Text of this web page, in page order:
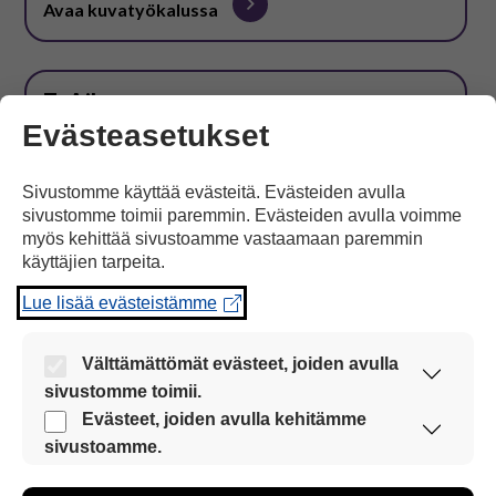
Avaa kuvatyökalussa
7. Aika
8. Adjektiivit
Avaa kuvatyökalussa
9. Paikat
Avaa kuvatyökalussa
Evästeasetukset
Sivustomme käyttää evästeitä. Evästeiden avulla
sivustomme toimii paremmin. Evästeiden avulla voimme
myös kehittää sivustoamme vastaamaan paremmin
käyttäjien tarpeita.
Lue lisää evästeistämme
Välttämättömät evästeet, joiden avulla
sivustomme toimii.
Nämä evästeet ovat aina käytössä, jotta
sivustoamme voi käyttää sujuvasti ja turvallisesti.
Evästeet, joiden avulla kehitämme
sivustoamme.